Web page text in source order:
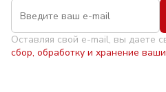
Оставляя свой e-mail, вы даете
сбор, обработку и хранение